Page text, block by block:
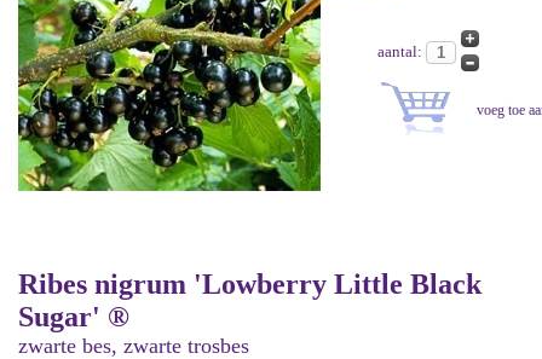
aantal:
Ribes nigrum 'Lowberry Little Black
Sugar' ®
zwarte bes, zwarte trosbes